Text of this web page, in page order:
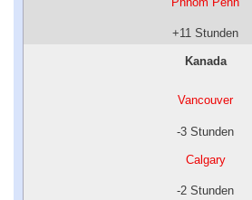
+11 Stunden
Kanada
Vancouver
-3 Stunden
Calgary
-2 Stunden